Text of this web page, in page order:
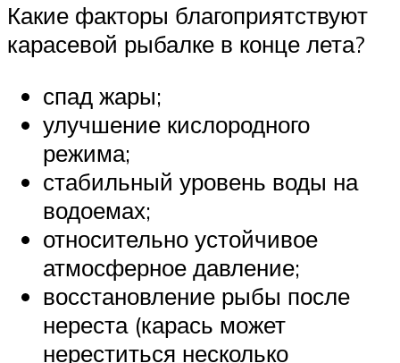
Какие факторы благоприятствуют
карасевой рыбалке в конце лета?
спад жары;
улучшение кислородного
режима;
стабильный уровень воды на
водоемах;
относительно устойчивое
атмосферное давление;
восстановление рыбы после
нереста (карась может
нереститься несколько